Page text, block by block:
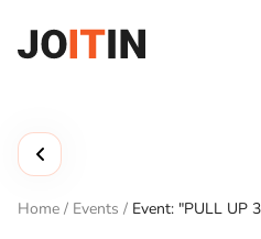
content
Home / Events / Event: "PULL UP